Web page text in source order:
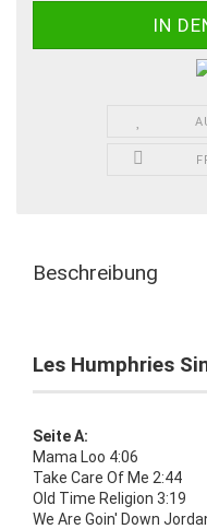
Beschreibung
Les Humphries
Seite A:
Mama Loo 4:06
Take Care Of Me 2:44
Old Time Religion 3:19
We Are Goin' Down